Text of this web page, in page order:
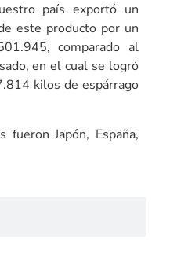
país exportó un
este producto por un
comparado al
en el cual se logró
kilos de espárrago
fueron Japón, España,